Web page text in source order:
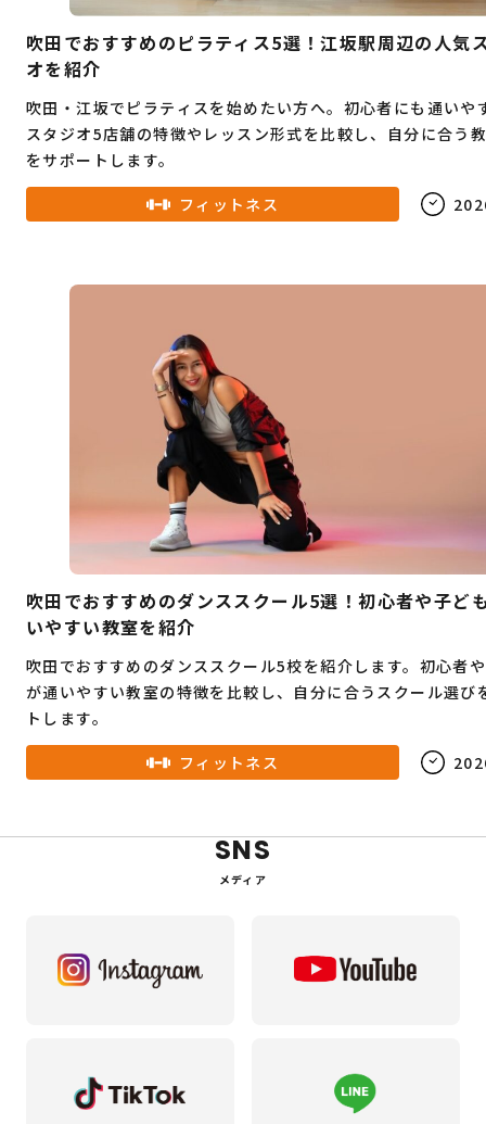
吹田でおすすめのピラティス5選！江坂駅周辺の人気
オを紹介
吹田・江坂でピラティスを始めたい方へ。初心者にも通いや
スタジオ5店舗の特徴やレッスン形式を比較し、自分に合う
をサポートします。
フィットネス
吹田でおすすめのダンススクール5選！初心者や子ど
いやすい教室を紹介
吹田でおすすめのダンススクール5校を紹介します。初心者
が通いやすい教室の特徴を比較し、自分に合うスクール選び
トします。
フィットネス
SNS
メディア